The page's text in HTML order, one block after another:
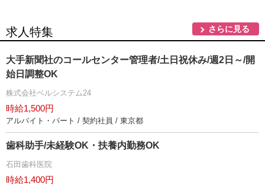
求人特集 さらに見る
大手新聞社のコールセンター管理者/土日祝休み/週2日～/開
始日調整OK
株式会社ベルシステム24
時給1,500円
アルバイト・パート / 契約社員 / 東京都
歯科助手/未経験OK・扶養内勤務OK
石田歯科医院
時給1,400円